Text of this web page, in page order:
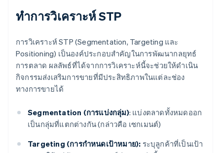
ทำการวิเคราะห์ STP
การวิเคราะห์ STP (Segmentation, Targeting และ
Positioning) เป็นองค์ประกอบสำคัญในการพัฒนากลยุทธ์
การตลาด ผลลัพธ์ที่ได้จากการวิเคราะห์นี้จะช่วยให้ดำเนิน
กิจกรรมส่งเสริมการขายที่มีประสิทธิภาพในแต่ละช่อง
ทางการขายได้
Segmentation (การแบ่งกลุ่ม): แบ่งตลาดทั้งหมดออก
เป็นกลุ่มที่แตกต่างกัน (กล่าวคือ เซกเมนต์)
Targeting (การกำหนดเป้าหมาย): ระบุลูกค้าที่เป็นเป้า